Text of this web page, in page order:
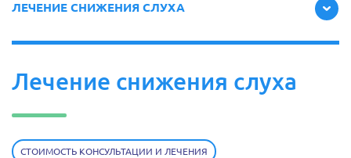
ЛЕЧЕНИЕ СНИЖЕНИЯ СЛУХА
Лечение снижения слуха
СТОИМОСТЬ КОНСУЛЬТАЦИИ И ЛЕЧЕНИЯ